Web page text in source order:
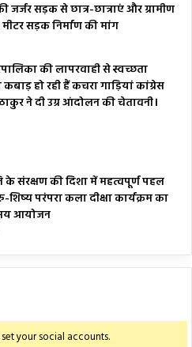
जर्जर सड़क से छात्र-छात्राएं और ग्रामीण
सड़क निर्माण की मांग
की लापरवाही से स्वच्छता
हो रही हैं कचरा गाड़ियां कांग्रेस
ने दी उग्र आंदोलन की चेतावनी।
के संरक्षण की दिशा में महत्वपूर्ण पहल
परंपरा कला दीक्षा कार्यक्रम का
आयोजन
your social accounts.